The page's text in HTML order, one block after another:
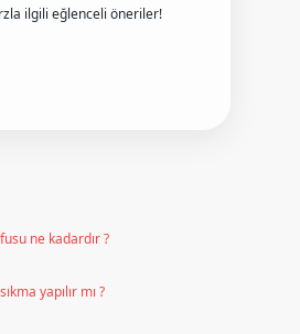
ilgili eğlenceli öneriler!
ne kadardır ?
yapılır mı ?